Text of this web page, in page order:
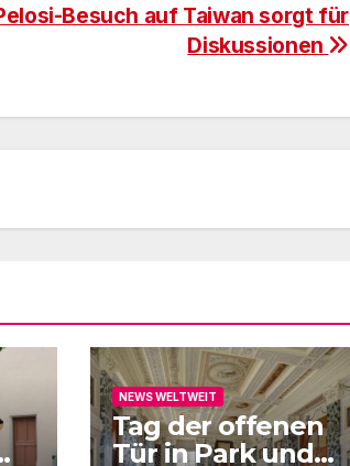
Besuch auf Taiwan sorgt für
Diskussionen
NEWS WELTWEIT
Tag der offenen
Tür in Park und